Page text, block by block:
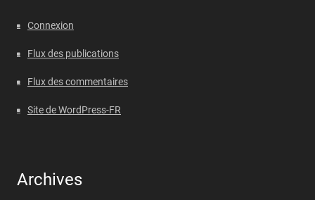
Connexion
Flux des publications
Flux des commentaires
Site de WordPress-FR
Archives